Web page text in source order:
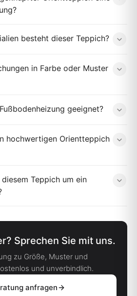
besteht dieser Teppich?
in Farbe oder Muster
geeignet?
hochwertigen Orientteppich
Teppich um ein
Sprechen Sie mit uns.
zu Größe, Muster und
und unverbindlich.
anfragen